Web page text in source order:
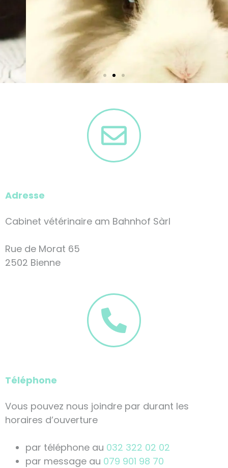
Adresse
Cabinet vétérinaire am Bahnhof Sàrl
Rue de Morat 65
2502 Bienne
Téléphone
Vous pouvez nous joindre par durant les
horaires d’ouverture
par téléphone au 032 322 02 02
par message au 079 901 98 70